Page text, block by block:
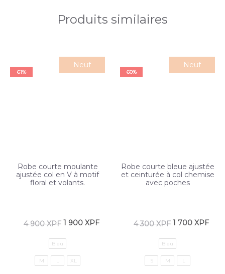
Produits similaires
Neuf
61%
Robe courte moulante
ajustée col en V à motif
floral et volants.
4 900XPF 1 900 XPF
Bleu
M L XL
Neuf
60%
Robe courte bleue ajustée
et ceinturée à col chemise
avec poches
4 300XPF 1 700 XPF
Bleu
S M L